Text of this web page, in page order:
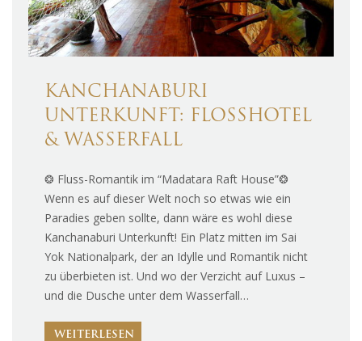
KANCHANABURI
UNTERKUNFT: FLOSSHOTEL
& WASSERFALL
❂ Fluss-Romantik im “Madatara Raft House”❂
Wenn es auf dieser Welt noch so etwas wie ein
Paradies geben sollte, dann wäre es wohl diese
Kanchanaburi Unterkunft! Ein Platz mitten im Sai
Yok Nationalpark, der an Idylle und Romantik nicht
zu überbieten ist. Und wo der Verzicht auf Luxus –
und die Dusche unter dem Wasserfall…
WEITERLESEN